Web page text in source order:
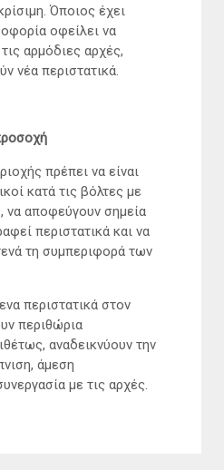
Όποιος έχει
οφείλει να
αρμόδιες αρχές,
νέα περιστατικά.
πρέπει να είναι
κατά τις βόλτες με
να αποφεύγουν σημεία
περιστατικά και να
τη συμπεριφορά των
περιστατικά στον
περιθώρια
αναδεικνύουν την
άμεση
με τις αρχές.